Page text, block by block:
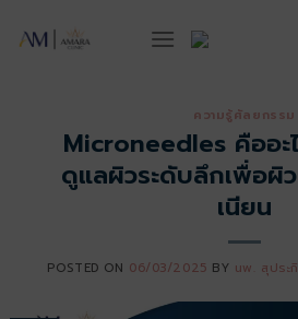
ความรู้ศัลยกรรม
Microneedles คืออะ
ดูแลผิวระดับลึกเพื่อผิ
เนียน
POSTED ON 06/03/2025 BY นพ. สุประ